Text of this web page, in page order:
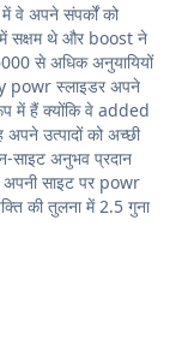
वे अपने संपर्कों को
सक्षम थे और boost ने
से अधिक अनुयायियों
powr स्लाइडर अपने
में हैं क्योंकि वे added
उत्पादों को अच्छी
साइट अनुभव प्रदान
अपनी साइट पर powr
की तुलना में 2.5 गुना